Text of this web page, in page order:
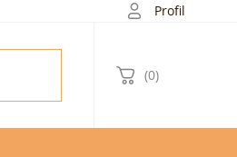
Profil
(0)